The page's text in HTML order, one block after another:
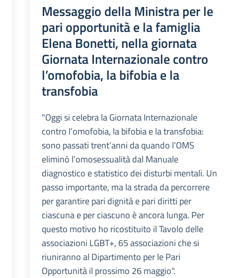
Messaggio della Ministra per le
pari opportunità e la famiglia
Elena Bonetti, nella giornata
Giornata Internazionale contro
l’omofobia, la bifobia e la
transfobia
"Oggi si celebra la Giornata Internazionale
contro l’omofobia, la bifobia e la transfobia:
sono passati trent’anni da quando l’OMS
eliminò l’omosessualità dal Manuale
diagnostico e statistico dei disturbi mentali. Un
passo importante, ma la strada da percorrere
per garantire pari dignità e pari diritti per
ciascuna e per ciascuno è ancora lunga. Per
questo motivo ho ricostituito il Tavolo delle
associazioni LGBT+, 65 associazioni che si
riuniranno al Dipartimento per le Pari
Opportunità il prossimo 26 maggio".